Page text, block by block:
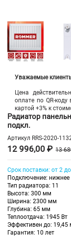
Уважаемые
Цена
оплате по QR-
картой +3% к
Радиатор
подкл.
Артикул RRS-2020-
12 996,00 ₽ 13
Срок поставки: от 2
Подключение: нижнее
Тип радиатора: 11
Высота: 300 мм
Ширина: 2300 мм
Глубина: 65 мм
Теплоотдача: 1945 Вт
Эффективен до: 19,45
Гарантия: 10 лет